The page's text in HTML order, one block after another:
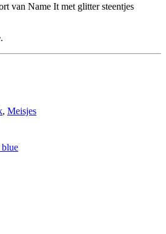
van Name It met glitter steentjes
, Meisjes